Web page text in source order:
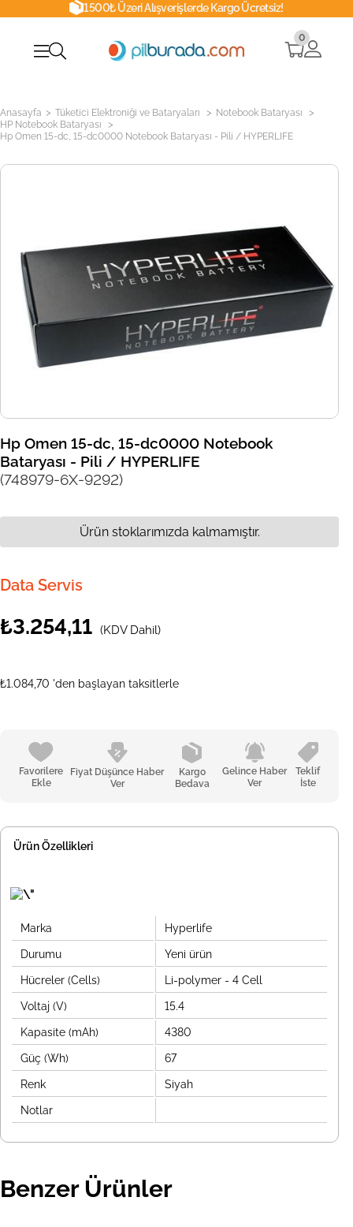
1500₺ Üzeri Alışverişlerde Kargo Ücretsiz!
0
Anasayfa > Tüketici Elektroniği ve Bataryaları > Notebook Bataryası >
HP Notebook Bataryası >
Hp Omen 15-dc, 15-dc0000 Notebook Bataryası - Pili / HYPERLIFE
Hp Omen 15-dc, 15-dc0000 Notebook
Bataryası - Pili / HYPERLIFE
(748979-6X-9292)
Data Servis
₺3.254,11 (KDV Dahil)
₺1.084,70 'den başlayan taksitlerle
Favorilere
Ekle
Fiyat Düşünce Haber
Ver
Kargo
Bedava
Gelince Haber
Ver
Teklif
İste
Ürün stoklarımızda kalmamıştır.
Ürün Özellikleri
Marka Hyperlife
Durumu Yeni ürün
Hücreler (Cells) Li-polymer - 4 Cell
Voltaj (V) 15.4
Kapasite (mAh) 4380
Güç (Wh) 67
Renk Siyah
Notlar
Benzer Ürünler